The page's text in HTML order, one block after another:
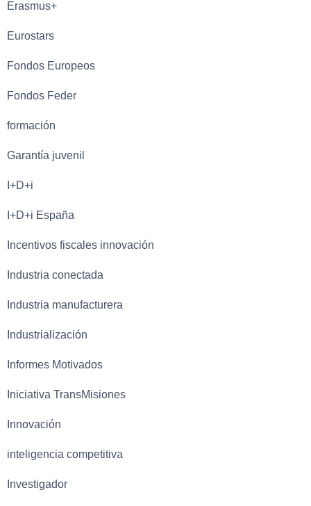
Erasmus+
Eurostars
Fondos Europeos
Fondos Feder
formación
Garantía juvenil
I+D+i
I+D+i España
Incentivos fiscales innovación
Industria conectada
Industria manufacturera
Industrialización
Informes Motivados
Iniciativa TransMisiones
Innovación
inteligencia competitiva
Investigador